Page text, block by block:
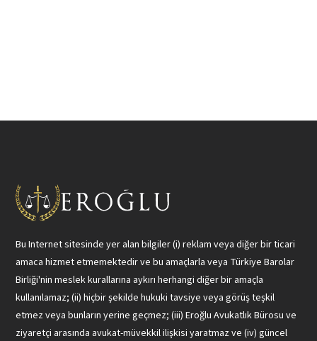
Bu Internet sitesinde yer alan bilgiler (i) reklam veya diğer bir ticari
amaca hizmet etmemektedir ve bu amaçlarla veya Türkiye Barolar
Birliği'nin meslek kurallarına aykırı herhangi diğer bir amaçla
kullanılamaz; (ii) hiçbir şekilde hukuki tavsiye veya görüş teşkil
etmez veya bunların yerine geçmez; (iii) Eroğlu Avukatlık Bürosu ve
ziyaretçi arasında avukat-müvekkil ilişkisi yaratmaz ve (iv) güncel